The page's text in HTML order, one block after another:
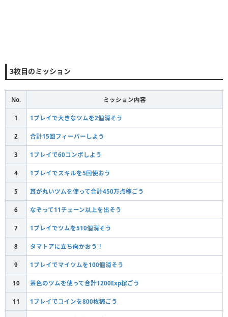
3枚目のミッション
No. ミッション内容
1 1プレイで大きなツムを2個消そう
2 合計15回フィーバーしよう
3 1プレイで60コンボしよう
4 1プレイでスキルを5回使おう
5 耳が丸いツムを使って合計450万点稼ごう
6 なぞって11チェーン以上を出そう
7 1プレイでツムを510個消そう
8 タマトアに立ち向かおう！
9 1プレイでマイツムを100個消そう
10 茶色のツムを使って合計1200Exp稼ごう
11 1プレイでコインを800枚稼ごう